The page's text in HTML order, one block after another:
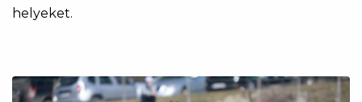
helyeket.